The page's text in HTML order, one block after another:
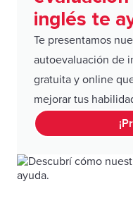
inglés te
Te presentamos
autoevaluación de
gratuita y online
mejorar tus
rápida y efectiva!